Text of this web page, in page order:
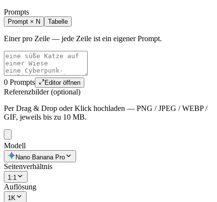
Prompts
Prompt × N Tabelle
Einer pro Zeile — jede Zeile ist ein eigener Prompt.
0 Prompts Editor öffnen
Referenzbilder (optional)
Per Drag & Drop oder Klick hochladen — PNG / JPEG / WEBP /
GIF, jeweils bis zu 10 MB.
Modell
Nano Banana Pro
Seitenverhältnis
1:1
Auflösung
1K